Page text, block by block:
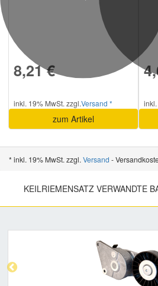
8,21 €
inkl. 19% MwSt. zzgl.Versand *
zum Artikel
* inkl. 19% MwSt. zzgl. Versand -
KEILRIEMENSATZ VERWANDTE